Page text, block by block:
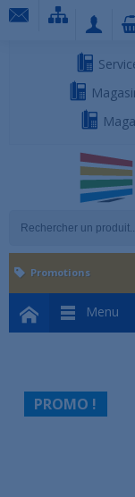
Menu
Promotions
PROMO !